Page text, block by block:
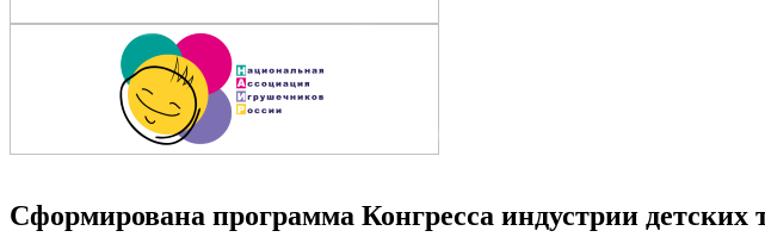
Сформирована программа Конгресса индустрии детских